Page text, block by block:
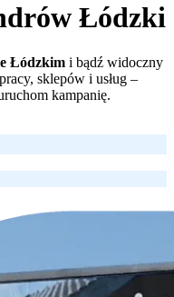
Łódzki
Łódzkim i bądź widoczny
sklepów i usług –
kampanię.